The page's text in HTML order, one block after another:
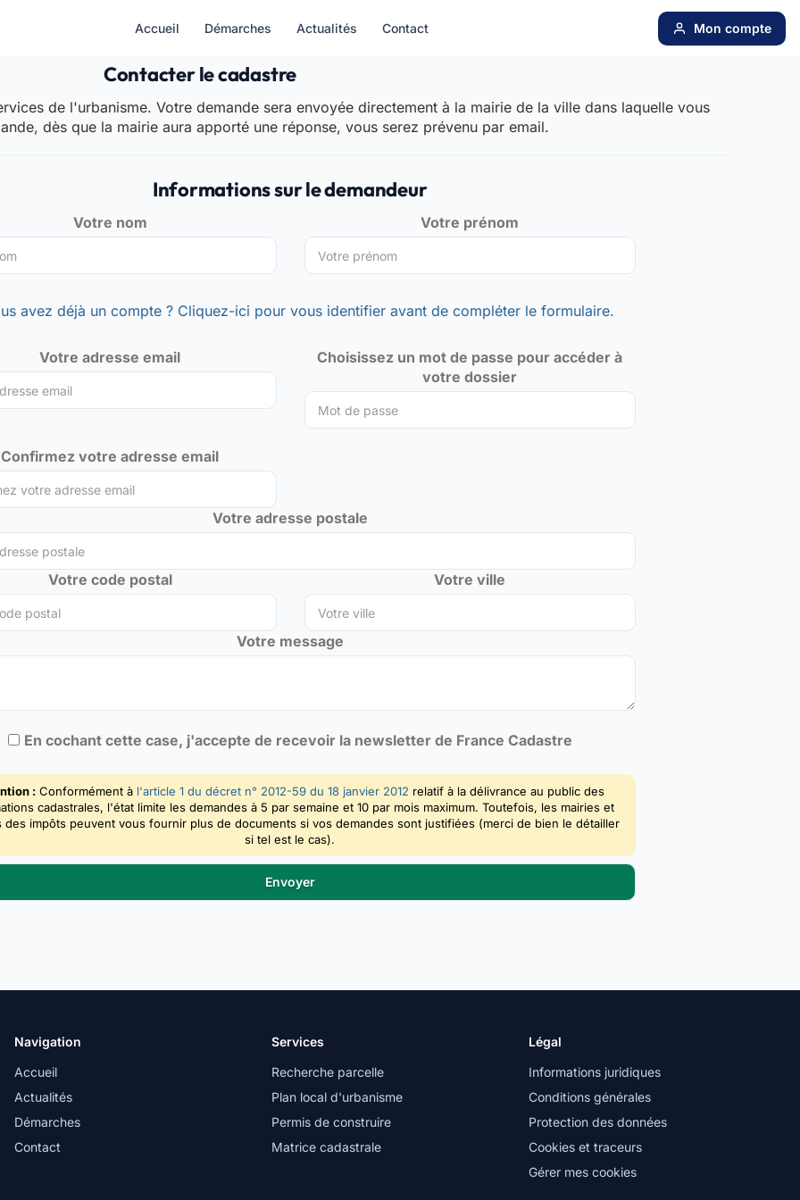
Accueil Démarches Actualités Contact Mon compte
Contacter le cadastre
de l'urbanisme. Votre demande sera envoyée directement à la mairie de la ville dans laquelle vous
dès que la mairie aura apporté une réponse, vous serez prévenu par email.
Informations sur le demandeur
Votre nom Votre prénom
avez déjà un compte ? Cliquez-ici pour vous identifier avant de compléter le formulaire.
Votre adresse email
Choisissez un mot de passe pour accéder à
votre dossier
Confirmez votre adresse email
Votre adresse postale
Votre code postal Votre ville
Votre message
En cochant cette case, j'accepte de recevoir la newsletter de France Cadastre
: Conformément à l'article 1 du décret n° 2012-59 du 18 janvier 2012 relatif à la délivrance au public des
cadastrales, l'état limite les demandes à 5 par semaine et 10 par mois maximum. Toutefois, les mairies et
des impôts peuvent vous fournir plus de documents si vos demandes sont justifiées (merci de bien le détailler
si tel est le cas).
Navigation
Accueil
Actualités
Démarches
Contact
Services
Recherche parcelle
Plan local d'urbanisme
Permis de construire
Matrice cadastrale
Légal
Informations juridiques
Conditions générales
Protection des données
Cookies et traceurs
Gérer mes cookies